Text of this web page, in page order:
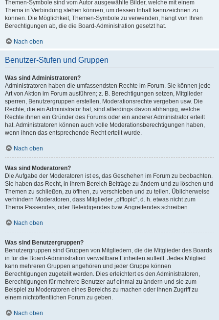
Themen-Symbole sind vom Autor ausgewählte Bilder, welche mit einem
Thema in Verbindung stehen können, um dessen Inhalt kennzeichnen zu
können. Die Möglichkeit, Themen-Symbole zu verwenden, hängt von Ihren
Berechtigungen ab, die die Board-Administration gesetzt hat.
Nach oben
Benutzer-Stufen und Gruppen
Was sind Administratoren?
Administratoren haben die umfassendsten Rechte im Forum. Sie können jede
Art von Aktion im Forum ausführen; z. B. Berechtigungen setzen, Mitglieder
sperren, Benutzergruppen erstellen, Moderationsrechte vergeben usw. Die
Rechte, die ein Administrator hat, sind allerdings davon abhängig, welche
Rechte ihnen ein Gründer des Forums oder ein anderer Administrator erteilt
hat. Administratoren können auch volle Moderationsberechtigungen haben,
wenn ihnen das entsprechende Recht erteilt wurde.
Nach oben
Was sind Moderatoren?
Die Aufgabe der Moderatoren ist es, das Geschehen im Forum zu beobachten.
Sie haben das Recht, in ihrem Bereich Beiträge zu ändern und zu löschen und
Themen zu schließen, zu öffnen, zu verschieben und zu teilen. Üblicherweise
verhindern Moderatoren, dass Mitglieder „offtopic“, d. h. etwas nicht zum
Thema Passendes, oder Beleidigendes bzw. Angreifendes schreiben.
Nach oben
Was sind Benutzergruppen?
Benutzergruppen sind Gruppen von Mitgliedern, die die Mitglieder des Boards
in für die Board-Administration verwaltbare Einheiten aufteilt. Jedes Mitglied
kann mehreren Gruppen angehören und jeder Gruppe können
Berechtigungen zugeteilt werden. Dies erleichtert es den Administratoren,
Berechtigungen für mehrere Benutzer auf einmal zu ändern und sie zum
Beispiel zu Moderatoren eines Bereichs zu machen oder ihnen Zugriff zu
einem nichtöffentlichen Forum zu geben.
Nach oben